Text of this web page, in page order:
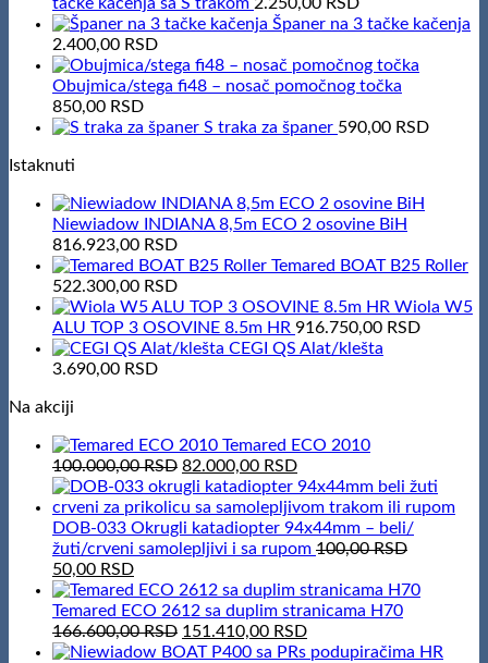
Španer na 3 tačke kačenja
2.400,00 RSD
Obujmica/stega fi48 – nosač pomočnog točka
850,00 RSD
S traka za španer 590,00 RSD
Istaknuti
Niewiadow INDIANA 8,5m ECO 2 osovine BiH
816.923,00 RSD
Temared BOAT B25 Roller
522.300,00 RSD
Wiola W5
ALU TOP 3 OSOVINE 8.5m HR 916.750,00 RSD
CEGI QS Alat/klešta
3.690,00 RSD
Na akciji
Temared ECO 2010
100.000,00RSD Original
price
was:
100.000,00 RSD.
82.000,00 RSDCurrent
price
is:
82.000,00 RSD.
DOB-033 Okrugli katadiopter 94x44mm – beli/
žuti/crveni samolepljivi i sa rupom 100,00RSD
Original
price
was:
100,00 RSD.
50,00 RSDCurrent
price
is:
50,00 RSD.
Temared ECO 2612 sa duplim stranicama H70
166.600,00RSD Original
price
151.410,00 RSDCurrent
price